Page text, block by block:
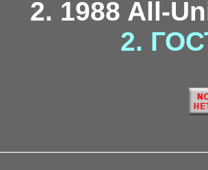
2. 1988 All-
2.